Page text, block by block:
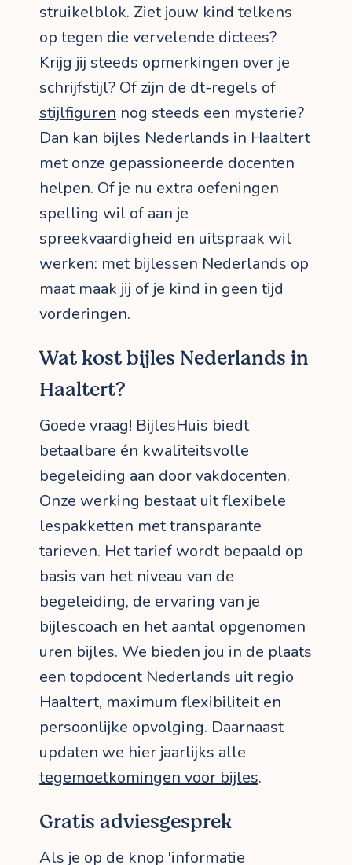
struikelblok. Ziet jouw kind telkens
op tegen die vervelende dictees?
Krijg jij steeds opmerkingen over je
schrijfstijl? Of zijn de dt-regels of
stijlfiguren nog steeds een mysterie?
Dan kan bijles Nederlands in Haaltert
met onze gepassioneerde docenten
helpen. Of je nu extra oefeningen
spelling wil of aan je
spreekvaardigheid en uitspraak wil
werken: met bijlessen Nederlands op
maat maak jij of je kind in geen tijd
vorderingen.
Wat kost bijles Nederlands in
Haaltert?
Goede vraag! BijlesHuis biedt
betaalbare én kwaliteitsvolle
begeleiding aan door vakdocenten.
Onze werking bestaat uit flexibele
lespakketten met transparante
tarieven. Het tarief wordt bepaald op
basis van het niveau van de
begeleiding, de ervaring van je
bijlescoach en het aantal opgenomen
uren bijles. We bieden jou in de plaats
een topdocent Nederlands uit regio
Haaltert, maximum flexibiliteit en
persoonlijke opvolging. Daarnaast
updaten we hier jaarlijks alle
tegemoetkomingen voor bijles.
Gratis adviesgesprek
Als je op de knop 'informatie